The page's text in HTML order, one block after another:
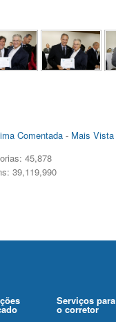
Comentada- Mais Vista
45,878
39,119,990
Serviços para
o corretor